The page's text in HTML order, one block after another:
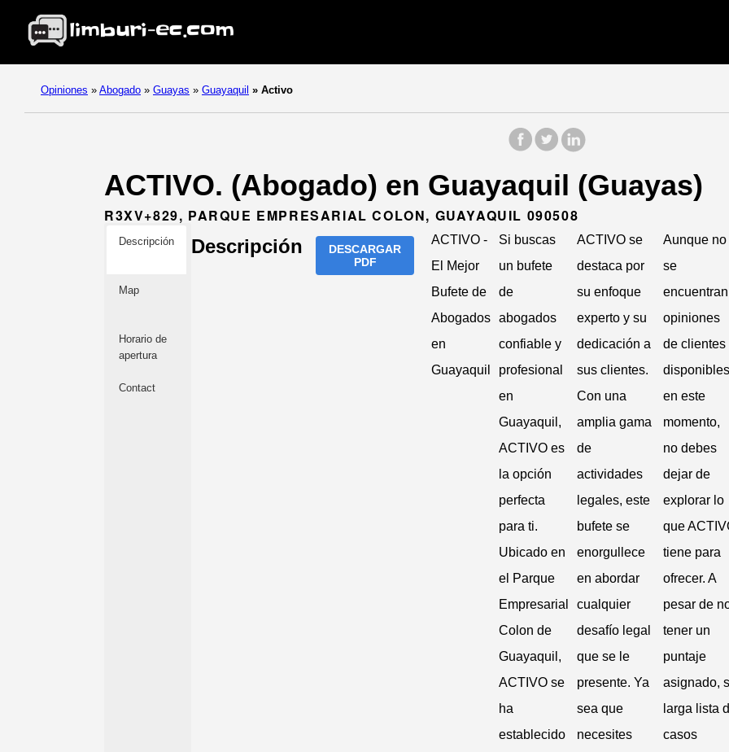
Opiniones » Abogado » Guayas » Guayaquil » Activo
ACTIVO. (Abogado) en Guayaquil (Guayas)
R3XV+829, PARQUE EMPRESARIAL COLON, GUAYAQUIL 090508
Descripción
Map
Horario de
apertura
Contact
Descripción
DESCARGAR
PDF
ACTIVO -
El Mejor
Bufete de
Abogados
en
Guayaquil
Si buscas
un bufete
de
abogados
confiable y
profesional
en
Guayaquil,
ACTIVO es
la opción
perfecta
para ti.
Ubicado en
el Parque
Empresarial
Colon de
Guayaquil,
ACTIVO se
ha
establecido
ACTIVO se
destaca por
su enfoque
experto y su
dedicación a
sus clientes.
Con una
amplia gama
de
actividades
legales, este
bufete se
enorgullece
en abordar
cualquier
desafío legal
que se le
presente. Ya
sea que
necesites
Aunque no
se
encuentran
opiniones
de clientes
disponibles
en este
momento,
no debes
dejar de
explorar lo
que
tiene para
ofrecer. A
pesar de
tener un
puntaje
asignado,
larga lista
casos